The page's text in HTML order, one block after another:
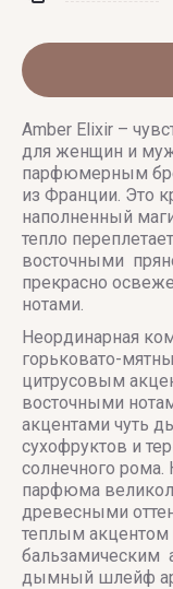
Amber Elixir –
для женщин и
парфюмерным
из Франции. Это
наполненный
тепло
восточными
прекрасно
нотами.
Неординарная
горьковато-
цитрусовым
восточными
акцентами чуть
сухофруктов и
солнечного
парфюма
древесными
теплым акцентом
бальзамическим
дымный шлейф